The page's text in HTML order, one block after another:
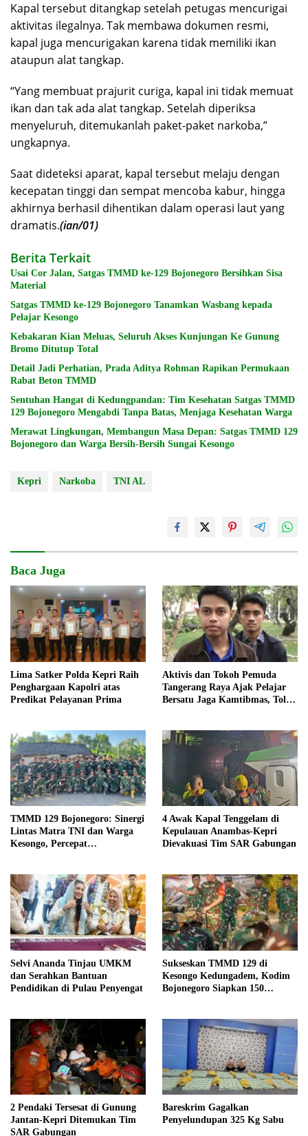
Kapal tersebut ditangkap setelah petugas mencurigai
aktivitas ilegalnya. Tak membawa dokumen resmi,
kapal juga mencurigakan karena tidak memiliki ikan
ataupun alat tangkap.
“Yang membuat prajurit curiga, kapal ini tidak memuat
ikan dan tak ada alat tangkap. Setelah diperiksa
menyeluruh, ditemukanlah paket-paket narkoba,”
ungkapnya.
Saat dideteksi aparat, kapal tersebut melaju dengan
kecepatan tinggi dan sempat mencoba kabur, hingga
akhirnya berhasil dihentikan dalam operasi laut yang
dramatis.(ian/01)
Berita Terkait
Usai Cor Jalan, Satgas TMMD ke-129 Bojonegoro Bersihkan Sisa
Material
Satgas TMMD ke-129 Bojonegoro Tanamkan Wasbang kepada
Pelajar Kesongo
Kebakaran Kian Meluas, Seluruh Akses Kunjungan Ke Gunung
Bromo Ditutup Total
Detail Jadi Perhatian, Prada Aditya Rohman Rapikan Permukaan
Rabat Beton TMMD
Sentuhan Hangat di Kedungpandan: Tim Kesehatan Satgas TMMD
129 Bojonegoro Mengabdi Tanpa Batas, Menjaga Kesehatan Warga
Merawat Lingkungan, Membangun Masa Depan: Satgas TMMD 129
Bojonegoro dan Warga Bersih-Bersih Sungai Kesongo
Kepri Narkoba TNI AL
Baca Juga
Lima Satker Polda Kepri Raih
Penghargaan Kapolri atas
Predikat Pelayanan Prima
Aktivis dan Tokoh Pemuda
Tangerang Raya Ajak Pelajar
Bersatu Jaga Kamtibmas, Tolak
TMMD 129 Bojonegoro: Sinergi
Lintas Matra TNI dan Warga
Kesongo, Percepat
4 Awak Kapal Tenggelam di
Kepulauan Anambas-Kepri
Dievakuasi Tim SAR Gabungan
Selvi Ananda Tinjau UMKM
dan Serahkan Bantuan
Pendidikan di Pulau Penyengat
Sukseskan TMMD 129 di
Kesongo Kedungadem, Kodim
Bojonegoro Siapkan 150
2 Pendaki Tersesat di Gunung
Jantan-Kepri Ditemukan Tim
SAR Gabungan
Bareskrim Gagalkan
Penyelundupan 325 Kg Sabu